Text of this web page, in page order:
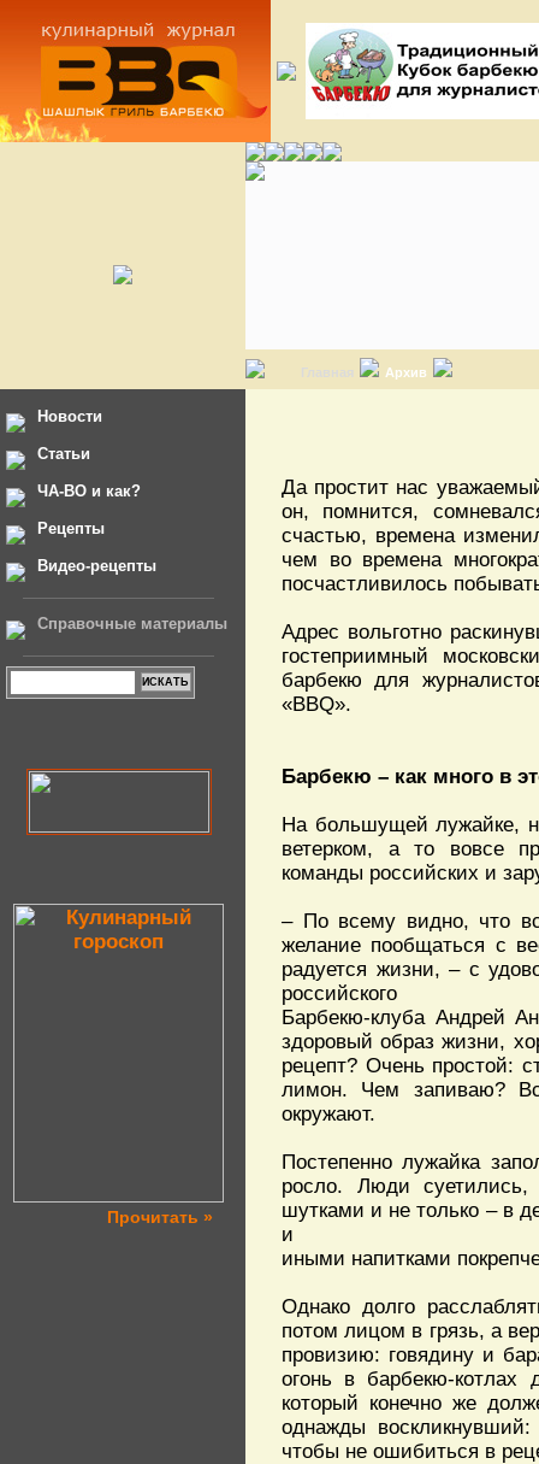
Главная Архив
Новости
Статьи
ЧА-ВО и как?
Рецепты
Видео-рецепты
Справочные материалы
Прочитать »
Да простит нас
он, помнится,
счастью, времена
чем во времена
посчастливилось
Адрес вольготно
гостеприимный
барбекю для
«BBQ».
Барбекю – как много в
На большущей лужайке,
ветерком, а то вовсе
команды российских и
– По всему видно, что
желание пообщаться с
радуется жизни, – с
российского
Барбекю-клуба Андрей
здоровый образ жизни,
рецепт? Очень простой:
лимон. Чем запиваю?
окружают.
Постепенно лужайка
росло. Люди суетились,
шутками и не только – в
и
иными напитками
Однако долго
потом лицом в грязь, а
провизию: говядину и
огонь в барбекю-котлах
который конечно же
однажды
чтобы не ошибиться в